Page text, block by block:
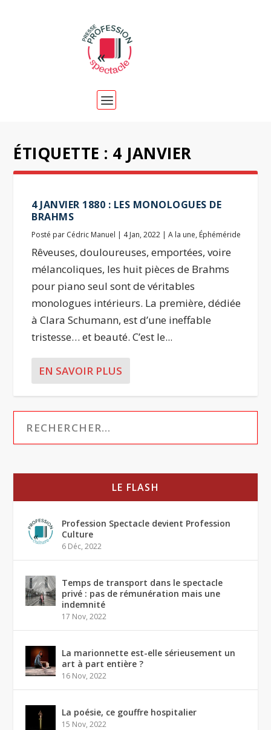
ÉTIQUETTE : 4 JANVIER
4 JANVIER 1880 : LES MONOLOGUES DE
BRAHMS
Posté par Cédric Manuel | 4 Jan, 2022 |A la une, Éphéméride
Rêveuses, douloureuses, emportées, voire
mélancoliques, les huit pièces de Brahms
pour piano seul sont de véritables
monologues intérieurs. La première, dédiée
à Clara Schumann, est d’une ineffable
tristesse… et beauté. C’est le...
EN SAVOIR PLUS
LE FLASH
Profession Spectacle devient Profession
Culture
6 Déc, 2022
Temps de transport dans le spectacle
privé : pas de rémunération mais une
indemnité
17 Nov, 2022
La marionnette est-elle sérieusement un
art à part entière ?
16 Nov, 2022
La poésie, ce gouffre hospitalier
15 Nov, 2022